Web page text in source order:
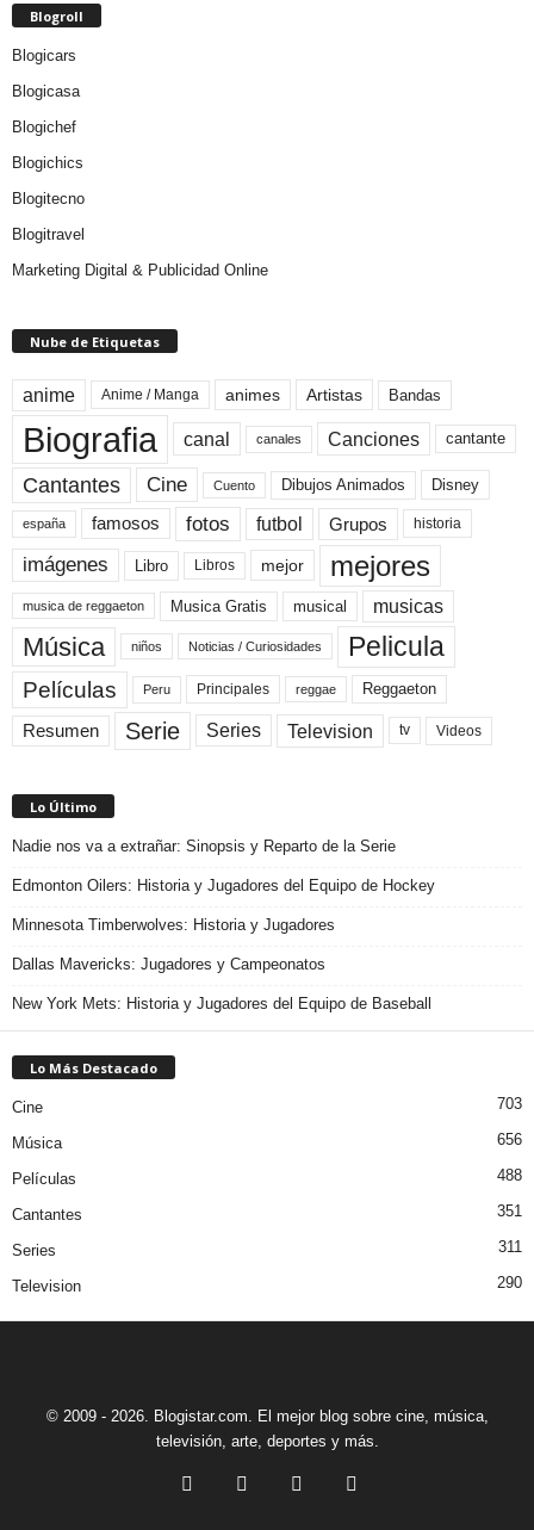
Blogroll
Blogicars
Blogicasa
Blogichef
Blogichics
Blogitecno
Blogitravel
Marketing Digital & Publicidad Online
Nube de Etiquetas
anime Anime / Manga animes Artistas Bandas
Biografia canal canales Canciones cantante
Cantantes Cine Cuento Dibujos Animados Disney
españa famosos fotos futbol Grupos historia
imágenes Libro Libros mejor mejores
musica de reggaeton Musica Gratis musical musicas
Música niños Noticias / Curiosidades Pelicula
Películas Peru Principales reggae Reggaeton
Resumen Serie Series Television tv Videos
Lo Último
Nadie nos va a extrañar: Sinopsis y Reparto de la Serie
Edmonton Oilers: Historia y Jugadores del Equipo de Hockey
Minnesota Timberwolves: Historia y Jugadores
Dallas Mavericks: Jugadores y Campeonatos
New York Mets: Historia y Jugadores del Equipo de Baseball
Lo Más Destacado
Cine 703
Música 656
Películas 488
Cantantes 351
Series 311
Television 290
© 2009 - 2026. Blogistar.com. El mejor blog sobre cine, música,
televisión, arte, deportes y más.